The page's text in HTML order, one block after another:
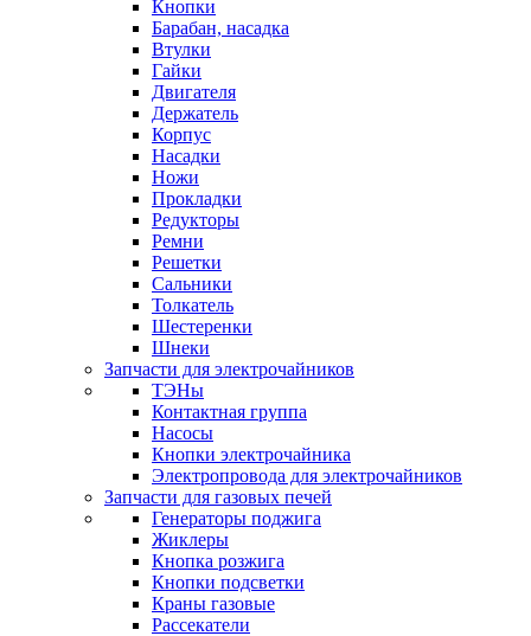
Кнопки
Барабан, насадка
Втулки
Гайки
Двигателя
Держатель
Корпус
Насадки
Ножи
Прокладки
Редукторы
Ремни
Решетки
Сальники
Толкатель
Шестеренки
Шнеки
Запчасти для электрочайников
ТЭНы
Контактная группа
Насосы
Кнопки электрочайника
Электропровода для электрочайников
Запчасти для газовых печей
Генераторы поджига
Жиклеры
Кнопка розжига
Кнопки подсветки
Краны газовые
Рассекатели